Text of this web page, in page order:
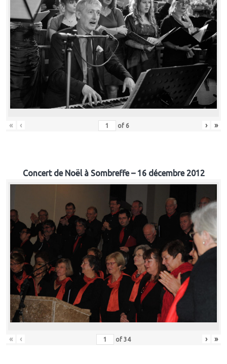
« ‹ of 6 › »
Concert de Noël à Sombreffe – 16 décembre 2012
« ‹ of 34 › »